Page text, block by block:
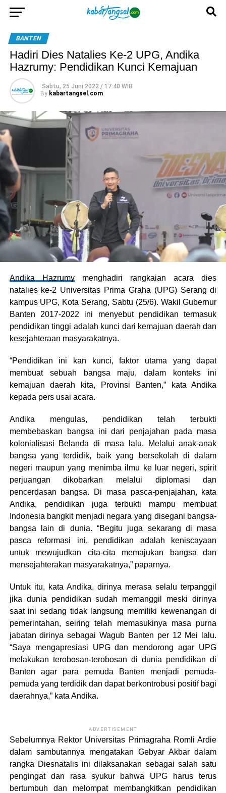
BANTEN
Hadiri Dies Natalies Ke-2 UPG, Andika
Hazrumy: Pendidikan Kunci Kemajuan
Sabtu, 25 Juni 2022 / 17:40 WIB
By kabartangsel.com
Andika Hazrumymenghadiri rangkaian acara dies
natalies ke-2 Universitas Prima Graha (UPG) Serang di
kampus UPG, Kota Serang, Sabtu (25/6). Wakil Gubernur
Banten 2017-2022 ini menyebut pendidikan termasuk
pendidikan tinggi adalah kunci dari kemajuan daerah dan
kesejahteraan masyarakatnya.
“Pendidikan ini kan kunci, faktor utama yang dapat
membuat sebuah bangsa maju, dalam konteks ini
kemajuan daerah kita, Provinsi Banten,” kata Andika
kepada pers usai acara.
Andika mengulas, pendidikan telah terbukti
membebaskan bangsa ini dari penjajahan pada masa
kolonialisasi Belanda di masa lalu. Melalui anak-anak
bangsa yang terdidik, baik yang bersekolah di dalam
negeri maupun yang menimba ilmu ke luar negeri, spirit
perjuangan dikobarkan melalui diplomasi dan
pencerdasan bangsa. Di masa pasca-penjajahan, kata
Andika, pendidikan juga terbukti mampu membuat
Indonesia bangkit menjadi negara yang disegani bangsa-
bangsa lain di dunia. “Begitu juga sekarang di masa
pasca reformasi ini, pendidikan adalah keniscayaan
untuk mewujudkan cita-cita memajukan bangsa dan
mensejahterakan masyarakatnya,” paparnya.
Untuk itu, kata Andika, dirinya merasa selalu terpanggil
jika dunia pendidikan sudah memanggil meski dirinya
saat ini sedang tidak langsung memiliki kewenangan di
pemerintahan, seiring telah memasukinya masa purna
jabatan dirinya sebagai Wagub Banten per 12 Mei lalu.
“Saya mengapresiasi UPG dan mendorong agar UPG
melakukan terobosan-terobosan di dunia pendidikan di
Banten agar para pemuda Banten menjadi pemuda-
pemuda yang terdidik dan dapat berkontrobusi positif bagi
daerahnya,” kata Andika.
ADVERTISEMENT
Sebelumnya Rektor Universitas Primagraha Romli Ardie
dalam sambutannya mengatakan Gebyar Akbar dalam
rangka Diesnatalis ini dilaksanakan sebagai salah satu
pengingat dan rasa syukur bahwa UPG harus terus
bertumbuh dan melompat membangkitkan pendidikan